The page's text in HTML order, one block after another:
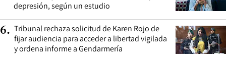
depresión, según un estudio
6. Tribunal rechaza solicitud de Karen Rojo de
fijar audiencia para acceder a libertad vigilada
y ordena informe a Gendarmería